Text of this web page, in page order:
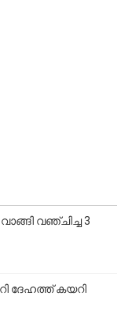
വഞ്ചിച്ച 3
ദേഹത്ത് കയറി